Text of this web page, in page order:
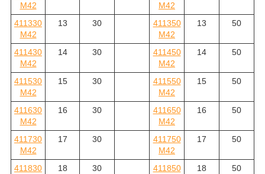
M42
M42
411330
M42
13 30
411350
M42
13 50
411430
M42
14 30
411450
M42
14 50
411530
M42
15 30
411550
M42
15 50
411630
M42
16 30
411650
M42
16 50
411730
M42
17 30
411750
M42
17 50
411830
18 30
411850
18 50